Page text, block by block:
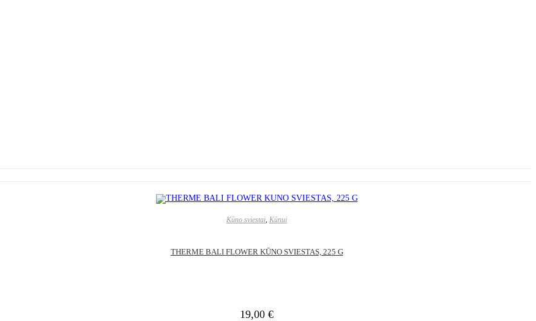
Kūno sviestai, Kūnui
THERME BALI FLOWER KŪNO SVIESTAS, 225 G
19,00 €